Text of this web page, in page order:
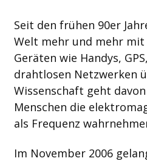
Seit den frühen 90er
Welt mehr und mehr mit
Geräten wie Handys,
drahtlosen Netzwerken
Wissenschaft geht
Menschen die
als Frequenz
Im November 2006